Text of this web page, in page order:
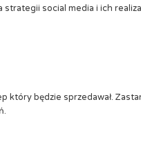
social media i ich
który będzie sprzedawał.